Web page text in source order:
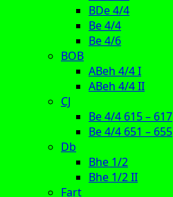
BDe 4/4
Be 4/4
Be 4/6
BOB
ABeh 4/4 I
ABeh 4/4 II
CJ
Be 4/4 615 – 617
Be 4/4 651 – 655
Db
Bhe 1/2
Bhe 1/2 II
Fart